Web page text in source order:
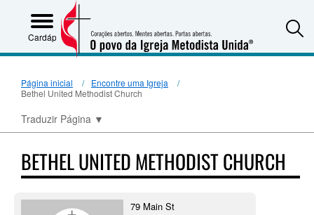
Cardápio
Página inicial
Encontre uma Igreja
Bethel United Methodist Church
Traduzir Página ▼
BETHEL UNITED METHODIST CHURCH
79 Main St